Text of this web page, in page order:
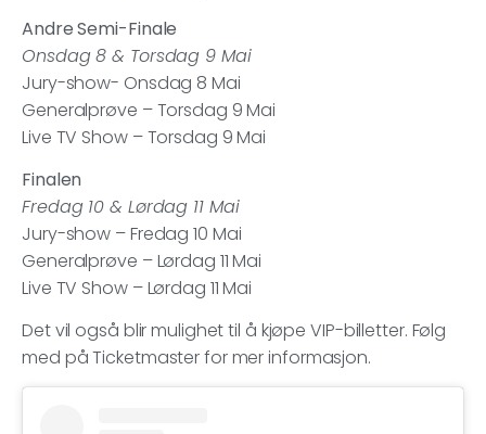
Andre Semi-Finale
Onsdag 8 & Torsdag 9 Mai
Jury-show- Onsdag 8 Mai
Generalprøve – Torsdag 9 Mai
Live TV Show – Torsdag 9 Mai
Finalen
Fredag 10 & Lørdag 11 Mai
Jury-show – Fredag 10 Mai
Generalprøve – Lørdag 11 Mai
Live TV Show – Lørdag 11 Mai
Det vil også blir mulighet til å kjøpe VIP-billetter. Følg
med på Ticketmaster for mer informasjon.